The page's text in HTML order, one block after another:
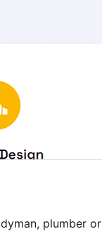
plumber or